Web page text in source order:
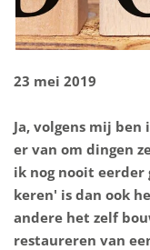
23 mei 2019
Ja, volgens mij
er van om dingen
ik nog nooit
keren' is dan ook
andere het zelf
restaureren van